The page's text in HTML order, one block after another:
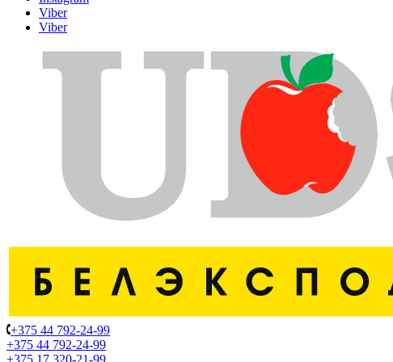
Viber
Viber
+375 44 792-24-99
+375 44 792-24-99
+375 17 320-21-99